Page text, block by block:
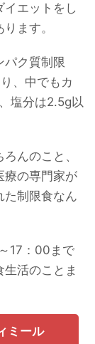
イエットをし
ます。
パク質制限
、中でもカ
塩分は2.5g以
んのこと、
療の専門家が
た制限食なん
17：00まで
活のことま
ミール